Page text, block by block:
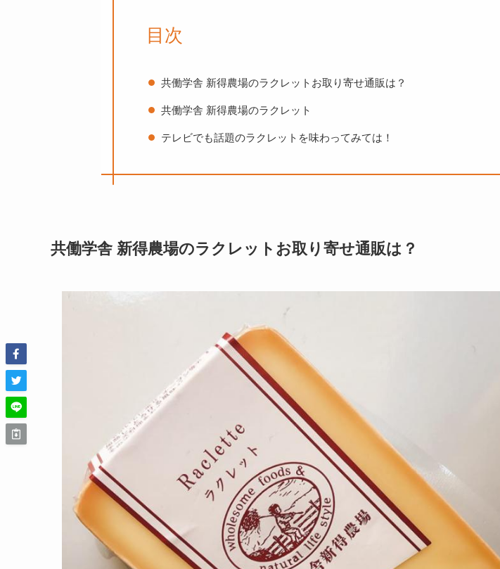
目次
共働学舎 新得農場のラクレットお取り寄せ通販は？
共働学舎 新得農場のラクレット
テレビでも話題のラクレットを味わってみては！
共働学舎 新得農場のラクレットお取り寄せ通販は？